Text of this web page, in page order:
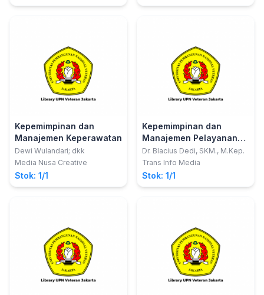
Kepemimpinan dan
Manajemen Keperawatan
Dewi Wulandari; dkk
Media Nusa Creative
Stok: 1/1
Kepemimpinan dan
Manajemen Pelayanan
Keperawatan (Teori,
Konsep dan
Implementasi)
Dr. Blacius Dedi, SKM., M.Kep.
Trans Info Media
Stok: 1/1